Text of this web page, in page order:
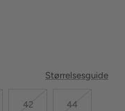
Størrelsesguide
42 44